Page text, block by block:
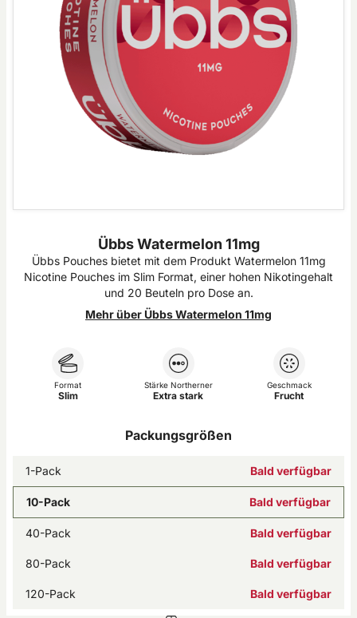
Übbs Watermelon 11mg
Übbs Pouches bietet mit dem Produkt Watermelon 11mg
Nicotine Pouches im Slim Format, einer hohen Nikotingehalt
und 20 Beuteln pro Dose an.
Mehr über Übbs Watermelon 11mg
Format
Slim
Stärke Northerner
Extra stark
Geschmack
Frucht
Packungsgrößen
1-Pack Bald verfügbar
10-Pack Bald verfügbar
40-Pack Bald verfügbar
80-Pack Bald verfügbar
120-Pack Bald verfügbar